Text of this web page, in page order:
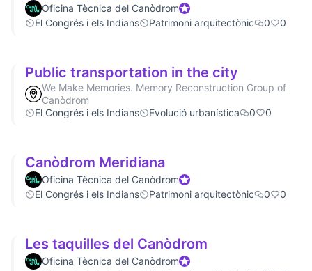
Oficina Tècnica del CanòdromOfficial participant
El Congrés i els Indians
Patrimoni arquitectònic 0 0
Public transportation in the city
We Make Memories. Memory Reconstruction Group of
Canòdrom
El Congrés i els Indians
Evolució urbanística 0 0
Canòdrom Meridiana
Oficina Tècnica del CanòdromOfficial participant
El Congrés i els Indians
Patrimoni arquitectònic 0 0
Les taquilles del Canòdrom
Oficina Tècnica del CanòdromOfficial participant